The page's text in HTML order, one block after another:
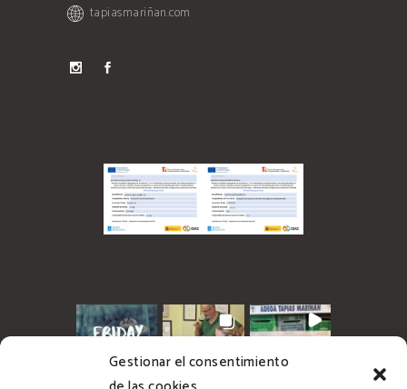
Gestionar el consentimiento
tapiasmariñan.com